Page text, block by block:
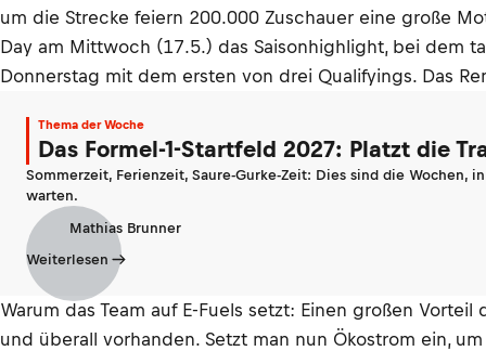
um die Strecke feiern 200.000 Zuschauer eine große
Day am Mittwoch (17.5.) das Saisonhighlight, bei dem
Donnerstag mit dem ersten von drei Qualifyings. Das
Thema der Woche
Das Formel-1-Startfeld 2027: Platzt die
Sommerzeit, Ferienzeit, Saure-Gurke-Zeit: Dies sind die
warten.
Mathias Brunner
Weiterlesen
Warum das Team auf E-Fuels setzt: Einen großen
und überall vorhanden. Setzt man nun Ökostrom ein,